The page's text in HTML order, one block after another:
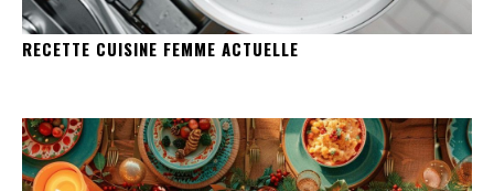
RECETTE CUISINE FEMME ACTUELLE